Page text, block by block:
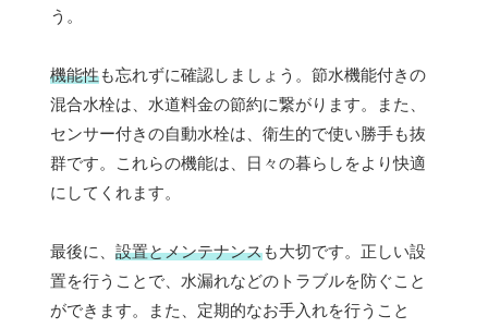
う。
機能性も忘れずに確認しましょう。節水機能付きの
混合水栓は、水道料金の節約に繋がります。また、
センサー付きの自動水栓は、衛生的で使い勝手も抜
群です。これらの機能は、日々の暮らしをより快適
にしてくれます。
最後に、 設置とメンテナンスも大切です。正しい設
置を行うことで、水漏れなどのトラブルを防ぐこと
ができます。また、定期的なお手入れを行うこと